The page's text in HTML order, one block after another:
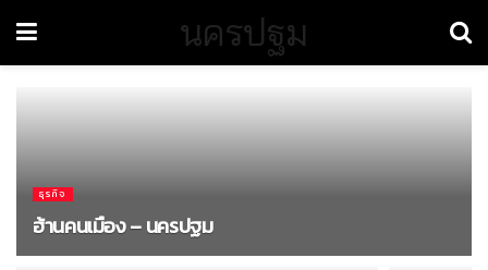
นครปฐม
ธุรกิจ
ฮ้านคนเมือง – นครปฐม